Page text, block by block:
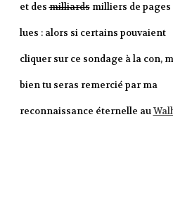
et desmilliardsmilliers de pages
lues : alors si certains pouvaient
cliquer sur ce sondage à la con,
bien tu seras remercié par ma
reconnaissance éternelle au